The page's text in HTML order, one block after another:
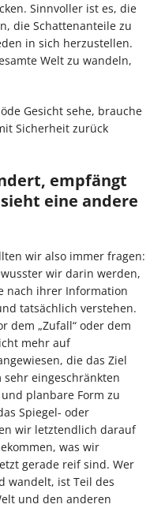
Sinnvoller ist es, die
die Schattenanteile zu
in sich herzustellen.
Welt zu wandeln,
Gesicht sehe, brauche
Sicherheit zurück
empfängt
eine andere
wir also immer fragen:
wir darin werden,
nach ihrer Information
tatsächlich verstehen.
dem „Zufall“ oder dem
mehr auf
die das Ziel
sehr eingeschränkten
planbare Form zu
Spiegel- oder
wir letztendlich darauf
was wir
gerade reif sind. Wer
wandelt, ist Teil des
und den anderen